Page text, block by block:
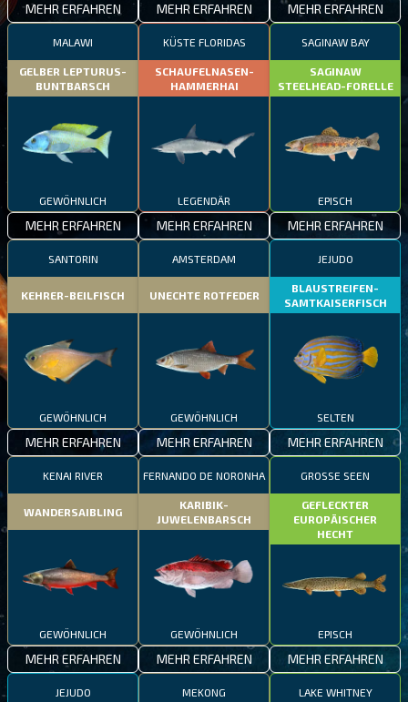
MEHR ERFAHREN MEHR ERFAHREN MEHR ERFAHREN
MALAWI
GELBER LEPTURUS-
BUNTBARSCH
GEWÖHNLICH
MEHR ERFAHREN
KÜSTE FLORIDAS
SCHAUFELNASEN-
HAMMERHAI
LEGENDÄR
MEHR ERFAHREN
SAGINAW BAY
SAGINAW
STEELHEAD-FORELLE
EPISCH
MEHR ERFAHREN
SANTORIN
KEHRER-BEILFISCH
GEWÖHNLICH
MEHR ERFAHREN
AMSTERDAM
UNECHTE ROTFEDER
GEWÖHNLICH
MEHR ERFAHREN
JEJUDO
BLAUSTREIFEN-
SAMTKAISERFISCH
SELTEN
MEHR ERFAHREN
KENAI RIVER
WANDERSAIBLING
GEWÖHNLICH
MEHR ERFAHREN
FERNANDO DE NORONHA
KARIBIK-
JUWELENBARSCH
GEWÖHNLICH
MEHR ERFAHREN
GROSSE SEEN
GEFLECKTER
EUROPÄISCHER
HECHT
EPISCH
MEHR ERFAHREN
JEJUDO MEKONG LAKE WHITNEY